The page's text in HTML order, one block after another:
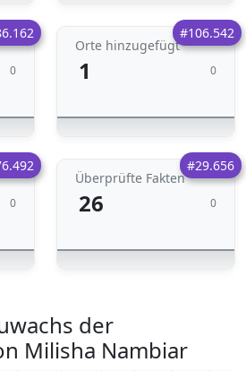
0
#106.542
Orte hinzugefügt
1 0
0
#29.656
Überprüfte Fakten
26 0
der
Milisha Nambiar